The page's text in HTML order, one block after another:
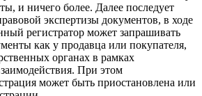
и ничего более. Далее последует
экспертизы документов, в ходе
регистратор может запрашивать
как у продавца или покупателя,
органах в рамках
При этом
может быть приостановлена или